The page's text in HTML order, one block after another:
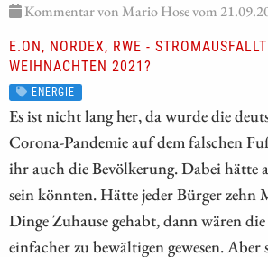
Kommentar von Mario Hose vom
E.ON, NORDEX, RWE -
WEIHNACHTEN 2021?
ENERGIE
Es ist nicht lang her, da wurde die
Corona-Pandemie auf dem falschen
ihr auch die Bevölkerung. Dabei hätte
sein könnten. Hätte jeder Bürger zehn
Dinge Zuhause gehabt, dann wären
einfacher zu bewältigen gewesen.